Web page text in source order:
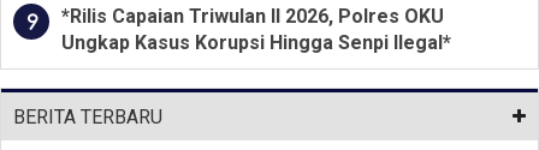
9
*Rilis Capaian Triwulan II 2026, Polres OKU
Ungkap Kasus Korupsi Hingga Senpi Ilegal*
BERITA TERBARU